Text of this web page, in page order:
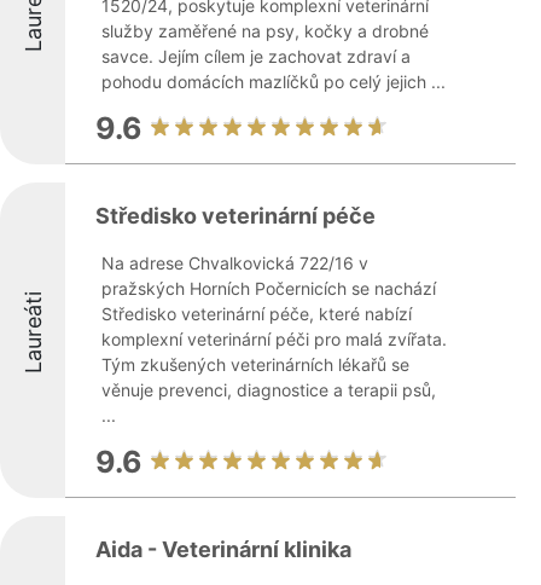
1520/24, poskytuje komplexní veterinární
služby zaměřené na psy, kočky a drobné
savce. Jejím cílem je zachovat zdraví a
pohodu domácích mazlíčků po celý jejich ...
9.6
Laureáti
Středisko veterinární péče
Na adrese Chvalkovická 722/16 v
pražských Horních Počernicích se nachází
Středisko veterinární péče, které nabízí
komplexní veterinární péči pro malá zvířata.
Tým zkušených veterinárních lékařů se
věnuje prevenci, diagnostice a terapii psů,
...
9.6
Aida - Veterinární klinika